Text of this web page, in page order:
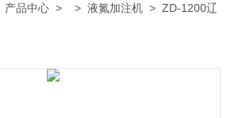
产品中心 > >液氮加注机 > ZD-1200辽